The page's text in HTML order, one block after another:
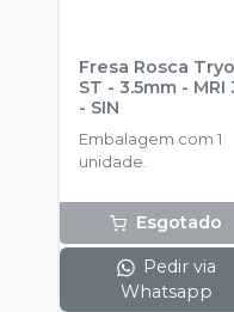
Fresa Rosca
ST - 3.5mm - MRI
- SIN
Embalagem com 1
unidade.
Esgotado
Pedir via
Whatsapp